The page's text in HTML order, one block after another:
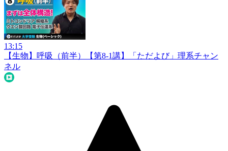
13:15
【生物】呼吸（前半）【第8-1講】
「ただよび」理系チャン
ネル